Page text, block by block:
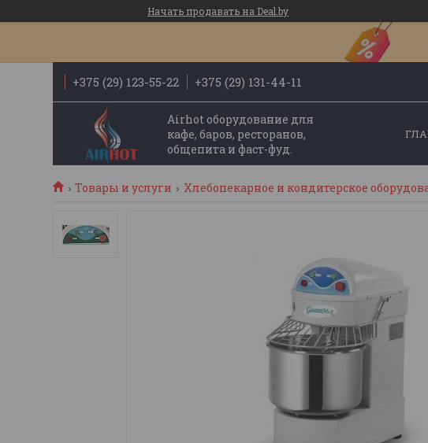
Начать продавать на Deal.by
+375 (29) 123-55-22 +375 (29) 131-44-11
Airhot оборудование для
кафе, баров, ресторанов,
общепита и фаст-фуд.
Товары и услуги Хлебопекарное и кондитерское